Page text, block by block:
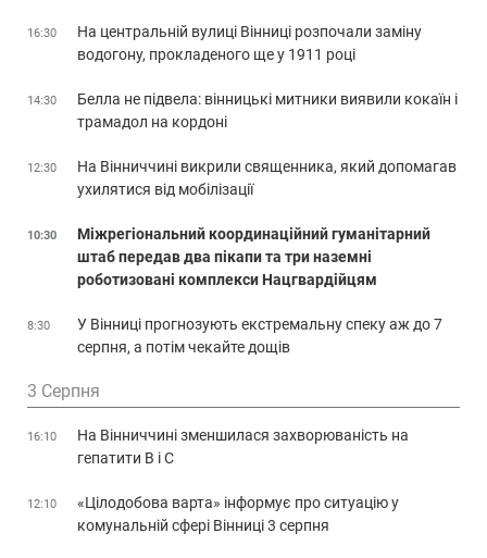
16:30
На центральній вулиці Вінниці розпочали заміну
водогону, прокладеного ще у 1911 році
14:30
Белла не підвела: вінницькі митники виявили кокаїн і
трамадол на кордоні
12:30
На Вінниччині викрили священника, який допомагав
ухилятися від мобілізації
10:30
Міжрегіональний координаційний гуманітарний
штаб передав два пікапи та три наземні
роботизовані комплекси Нацгвардійцям
8:30
У Вінниці прогнозують екстремальну спеку аж до 7
серпня, а потім чекайте дощів
3 Серпня
16:10
На Вінниччині зменшилася захворюваність на
гепатити В і С
12:10
«Цілодобова варта» інформує про ситуацію у
комунальній сфері Вінниці 3 серпня